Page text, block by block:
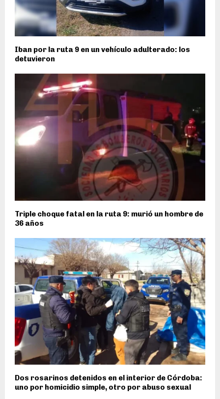
Iban por la ruta 9 en un vehículo adulterado: los
detuvieron
Triple choque fatal en la ruta 9: murió un hombre de
36 años
Dos rosarinos detenidos en el interior de Córdoba:
uno por homicidio simple, otro por abuso sexual